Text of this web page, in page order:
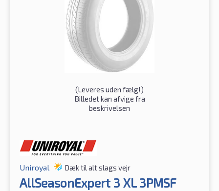
(Leveres uden fælg!)
Billedet kan afvige fra
beskrivelsen
Uniroyal Dæk til alt slags vejr
AllSeasonExpert 3 XL 3PMSF